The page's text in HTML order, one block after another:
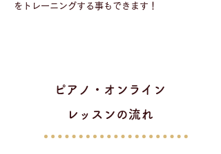
をトレーニングする事もできます！
ピアノ・オンライン
レッスンの流れ